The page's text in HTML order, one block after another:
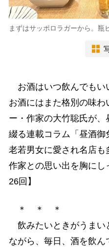
まずはサッポロラガーから。瓶
お酒はいつ飲んでもい
お酒にはまた格別の味
ー・作家の大竹聡氏が
綴る連載コラム「昼酒御
老若男女に愛され名店
作家との思い出を胸に
26回】
＊ ＊ ＊
飲みたいときがうまい
ながら、毎日、酒を飲